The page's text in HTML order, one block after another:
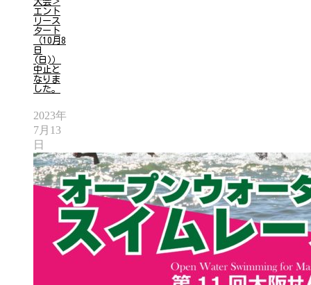
エント
リース
タート
（10月8
日
(日)）
中止と
なりま
した。
2023年
7月13
日